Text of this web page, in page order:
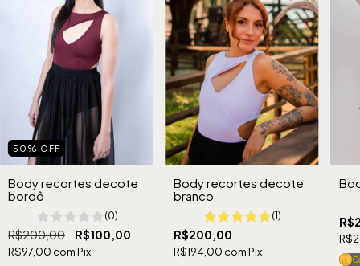
50 % OFF
Body recortes decote
bordô
(0)
R$200,00 R$100,00
R$97,00 comPix
Body recortes decote
branco
(1)
R$200,00
R$194,00 comPix